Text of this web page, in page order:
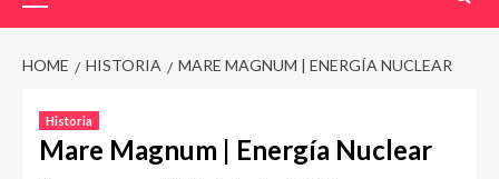
HOME HISTORIA MARE MAGNUM | ENERGÍA NUCLEAR
Historia
Mare Magnum | Energía Nuclear